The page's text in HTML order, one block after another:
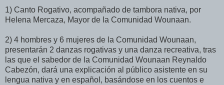
1) Canto Rogativo, acompañado de tambora nativa, por
Helena Mercaza, Mayor de la Comunidad Wounaan.
2) 4 hombres y 6 mujeres de la Comunidad Wounaan,
presentarán 2 danzas rogativas y una danza recreativa, tras
las que el sabedor de la Comunidad Wounaan Reynaldo
Cabezón, dará una explicación al público asistente en su
lengua nativa y en español, basándose en los cuentos e